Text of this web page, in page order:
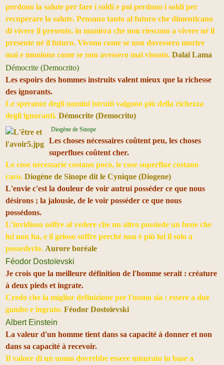
perdono la salute per fare i soldi e poi perdono i soldi per
recuperare la salute. Pensano tanto al futuro che dimenticano
di vivere il presente, in maniera che non riescono a vivere né il
presente né il futuro. Vivono come se non dovessero morire
mai e muoiono come se non avessero mai vissuto. Dalaï Lama
Démocrite (Democrito)
Les espoirs des hommes instruits valent mieux que la richesse
des ignorants.
Le speranze degli uomini istruiti valgono più della richezza
degli ignoranti. Démocrite (Democrito)
Diogène de Sinope
Les choses nécessaires coûtent peu, les choses
superflues coûtent cher.
Le cose necessarie costano poco, le cose superflue costano
caro. Diogène de Sinope dit le Cynique (Diogene)
L'envie c'est la douleur de voir autrui posséder ce que nous
désirons ; la jalousie, de le voir posséder ce que nous
possédons.
L’invidioso soffre al vedere che un altro possiede un bene che
lui non ha, e il geloso soffre perché non è più lui il solo a
possederlo. Aurore boréale
Féodor Dostoïevski
Je crois que la meilleure définition de l'homme serait : créature
à deux pieds et ingrate.
Credo che la miglior definizione per l'uomo sia : essere a due
gambe e ingrato. Féodor Dostoïevski
Albert Einstein
La valeur d'un homme tient dans sa capacité à donner et non
dans sa capacité à recevoir.
Il valore di un uomo dovrebbe essere misurato in base a